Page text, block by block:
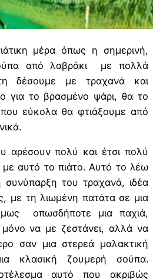
μέρα όπως η σημερινή,
από λαβράκι με πολλά
δέσουμε με τραχανά και
για το βρασμένο ψάρι, θα το
εύκολα θα φτιάξουμε από
αρέσουν πολύ και έτσι πολύ
με αυτό το πιάτο. Αυτό το λέω
συνύπαρξη του τραχανά, ιδέα
με τη λιωμένη πατάτα σε μια
οπωσδήποτε μια παχιά,
να με ζεστάνει, αλλά να
σαν μια στερεά μαλακτική
κλασική ζουμερή σούπα.
αυτό που ακριβώς